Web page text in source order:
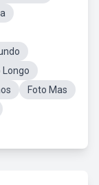
Longo
Foto Mas